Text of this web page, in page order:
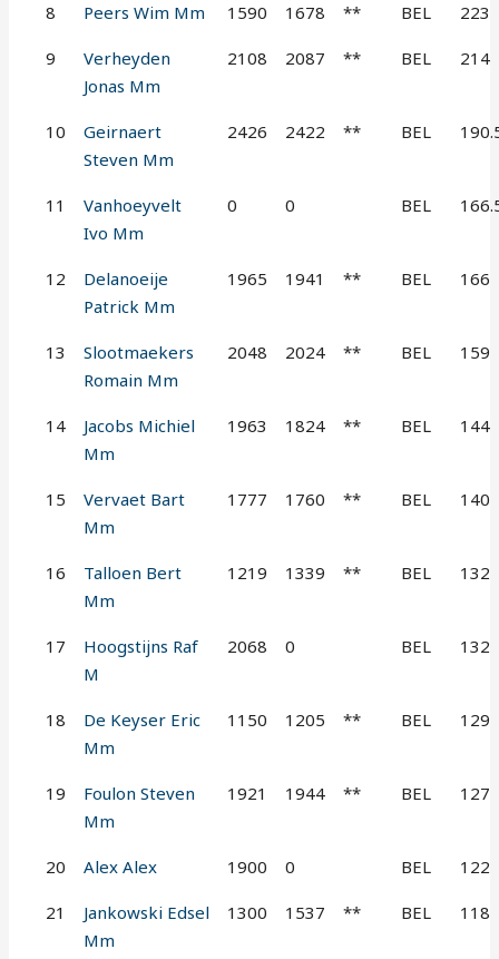
8 Peers Wim Mm 1590 1678 ** BEL 223
9
Verheyden
Jonas Mm
2108 2087 ** BEL 214
10
Geirnaert
Steven Mm
2426 2422 ** BEL
11
Vanhoeyvelt
Ivo Mm
0 0 BEL
12
Delanoeije
Patrick Mm
1965 1941 ** BEL 166
13
Slootmaekers
Romain Mm
2048 2024 ** BEL 159
14
Jacobs Michiel
Mm
1963 1824 ** BEL 144
15
Vervaet Bart
Mm
1777 1760 ** BEL 140
16
Talloen Bert
Mm
1219 1339 ** BEL 132
17
Hoogstijns Raf
M
2068 0 BEL 132
18
De Keyser Eric
Mm
1150 1205 ** BEL 129
19
Foulon Steven
Mm
1921 1944 ** BEL 127
20 Alex Alex 1900 0 BEL 122
21
Jankowski Edsel
Mm
1300 1537 ** BEL 118